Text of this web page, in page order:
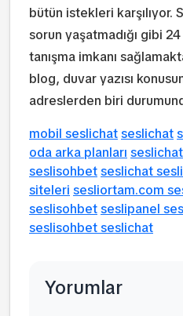
bütün istekleri
sorun yaşatmadığı gibi
tanışma imkanı
blog, duvar yazısı
adreslerden biri
mobil seslichatseslichat
oda arka planları
seslisohbetseslichat
siteleri sesliortam.com
seslisohbetseslipanel
seslisohbet seslichat
Yorumlar